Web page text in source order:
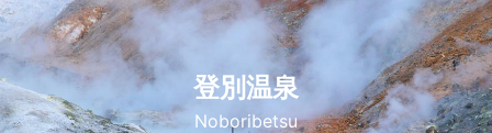
登別温泉
Noboribetsu